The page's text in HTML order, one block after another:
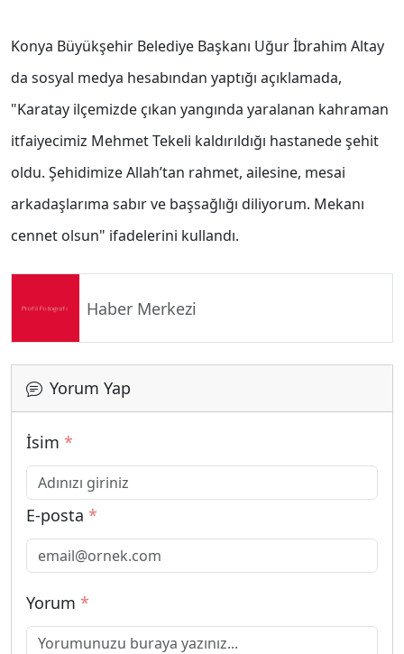
Konya Büyükşehir Belediye Başkanı Uğur İbrahim Altay
da sosyal medya hesabından yaptığı açıklamada,
"Karatay ilçemizde çıkan yangında yaralanan kahraman
itfaiyecimiz Mehmet Tekeli kaldırıldığı hastanede şehit
oldu. Şehidimize Allah’tan rahmet, ailesine, mesai
arkadaşlarıma sabır ve başsağlığı diliyorum. Mekanı
cennet olsun" ifadelerini kullandı.
Haber Merkezi
Yorum Yap
İsim *
E-posta *
Yorum *